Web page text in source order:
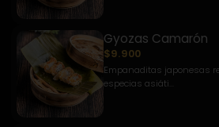
Gyozas Camarón
$9.900
Empanaditas japonesas
especias asiáti...